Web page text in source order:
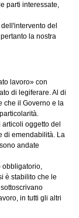
parti interessate,
del
la nostra
lavoro» con
di legiferare. Al di
che il Governo e la
oggetto del
di emendabilità. La
andate
obbligatorio,
è stabilito che le
in tutti gli altri